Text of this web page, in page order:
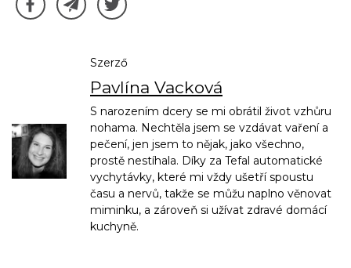
Szerző
Pavlína Vacková
S narozením dcery se mi obrátil život vzhůru
nohama. Nechtěla jsem se vzdávat vaření a
pečení, jen jsem to nějak, jako všechno,
prostě nestíhala. Díky za Tefal automatické
vychytávky, které mi vždy ušetří spoustu
času a nervů, takže se můžu naplno věnovat
miminku, a zároveň si užívat zdravé domácí
kuchyně.